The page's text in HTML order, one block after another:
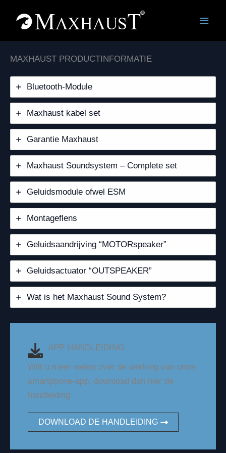
MAXHAUST PRODUCTINFORMATIE
Bluetooth-Module
Maxhaust kabel set
Garantie Maxhaust
Maxhaust Soundsystem – Complete set
Geluidsmodule ofwel ESM
Montageflens
Geluidsaandrijving “MOTORspeaker”
Geluidsactuator “OUTSPEAKER”
Wat is het Maxhaust Sound System?
APP HANDLEIDING
Wilt u meer weten over de werking van onze
smartphone-app, download dan hier de
handleiding
DOWNLOAD DE HANDLEIDING